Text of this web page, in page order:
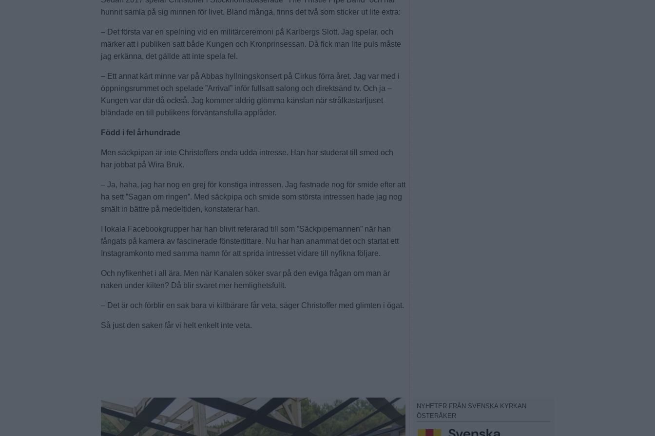
hunnit samla på sig minnen för livet. Bland många, finns det två som sticker ut lite extra:
– Det första var en spelning vid en militärceremoni på Karlbergs Slott. Jag spelar, och
märker att i publiken satt både Kungen och Kronprinsessan. Då fick man lite puls måste
jag erkänna, det gällde att inte spela fel.
– Ett annat kärt minne var på Abbas hyllningskonsert på Cirkus förra året. Jag var med i
öppningsrummet och spelade ”Arrival” inför fullsatt salong och direktsänd tv. Och ja –
Kungen var där då också. Jag kommer aldrig glömma känslan när strålkastarljuset
bländade en till publikens förväntansfulla applåder.
Född i fel århundrade
Men säckpipan är inte Christoffers enda udda intresse. Han har studerat till smed och
har jobbat på Wira Bruk.
– Ja, haha, jag har nog en grej för konstiga intressen. Jag fastnade nog för smide efter att
ha sett ”Sagan om ringen”. Med säckpipa och smide som största intressen hade jag nog
smält in bättre på medeltiden, konstaterar han.
I lokala Facebookgrupper har han blivit referarad till som ”Säckpipemannen” när han
fångats på kamera av fascinerade fönstertittare. Nu har han anammat det och startat ett
Instagramkonto med samma namn för att sprida intresset vidare till nyfikna följare.
Och nyfikenhet i all ära. Men när Kanalen söker svar på den eviga frågan om man är
naken under kilten? Då blir svaret mer hemlighetsfullt.
– Det är och förblir en sak bara vi kiltbärare får veta, säger Christoffer med glimten i ögat.
Så just den saken får vi helt enkelt inte veta.
NYHETER FRÅN SVENSKA KYRKAN
ÖSTERÅKER